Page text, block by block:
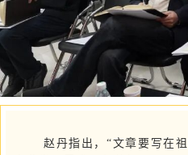
赵丹指出，“文章要写在